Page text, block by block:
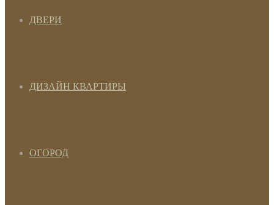
ДВЕРИ
ДИЗАЙН КВАРТИРЫ
ОГОРОД